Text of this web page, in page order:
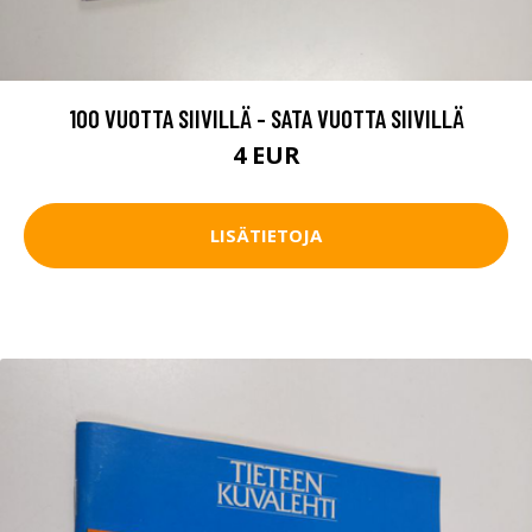
100 VUOTTA SIIVILLÄ - SATA VUOTTA SIIVILLÄ
4 EUR
LISÄTIETOJA